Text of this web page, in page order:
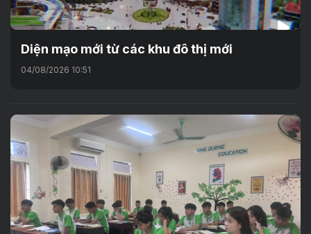
Diện mạo mới từ các khu đô thị mới
04/08/2026 10:51